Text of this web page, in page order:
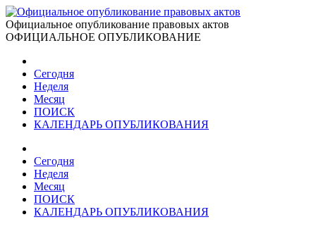
Официальное опубликование правовых актов
ОФИЦИАЛЬНОЕ ОПУБЛИКОВАНИЕ
Сегодня
Неделя
Месяц
ПОИСК
КАЛЕНДАРЬ ОПУБЛИКОВАНИЯ
Сегодня
Неделя
Месяц
ПОИСК
КАЛЕНДАРЬ ОПУБЛИКОВАНИЯ